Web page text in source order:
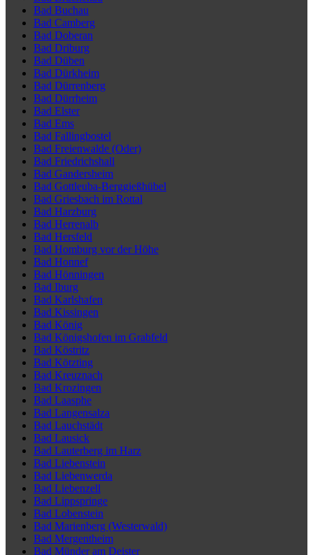
Bad Buchau
Bad Camberg
Bad Doberan
Bad Driburg
Bad Düben
Bad Dürkheim
Bad Dürrenberg
Bad Dürrheim
Bad Elster
Bad Ems
Bad Fallingbostel
Bad Freienwalde (Oder)
Bad Friedrichshall
Bad Gandersheim
Bad Gottleuba-Berggießhübel
Bad Griesbach im Rottal
Bad Harzburg
Bad Herrenalb
Bad Hersfeld
Bad Homburg vor der Höhe
Bad Honnef
Bad Hönningen
Bad Iburg
Bad Karlshafen
Bad Kissingen
Bad König
Bad Königshofen im Grabfeld
Bad Köstritz
Bad Kötzting
Bad Kreuznach
Bad Krozingen
Bad Laasphe
Bad Langensalza
Bad Lauchstädt
Bad Lausick
Bad Lauterberg im Harz
Bad Liebenstein
Bad Liebenwerda
Bad Liebenzell
Bad Lippspringe
Bad Lobenstein
Bad Marienberg (Westerwald)
Bad Mergentheim
Bad Münder am Deister